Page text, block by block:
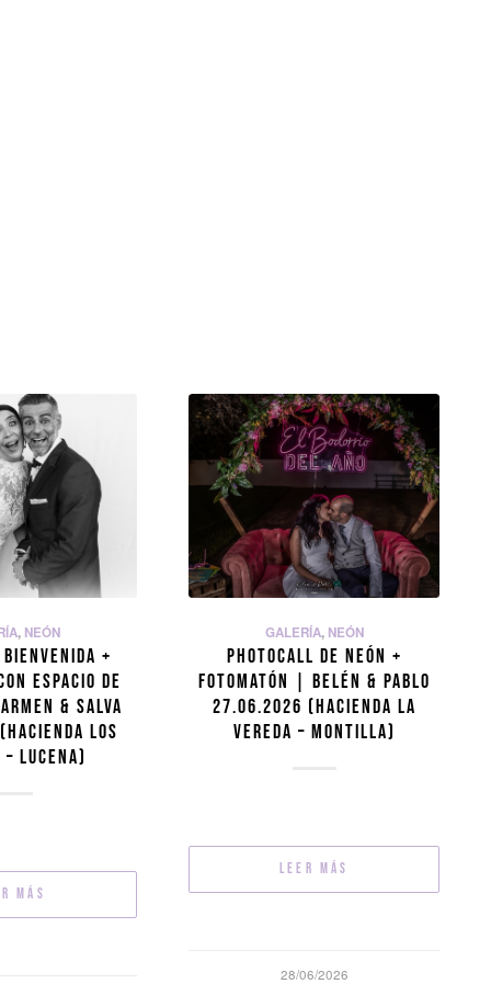
, NEÓN
+
ESPACIO DE
& SALVA
LOS
– LUCENA)
más
GALERÍA, NEÓN
PHOTOCALL DE NEÓN +
FOTOMATÓN | BELÉN & PABLO
27.06.2026 (HACIENDA LA
VEREDA – MONTILLA)
Leer más
28/06/2026